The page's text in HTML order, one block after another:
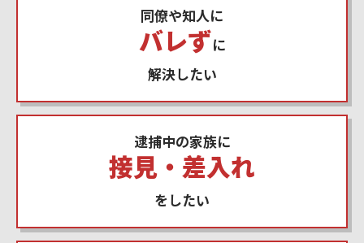
同僚や知人に
バレずに
解決したい
逮捕中の家族に
接見・差入れ
をしたい